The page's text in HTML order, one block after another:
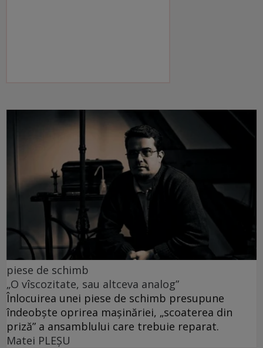
piese de schimb
„O vîscozitate, sau altceva analog”
Înlocuirea unei piese de schimb presupune
îndeobște oprirea mașinăriei, „scoaterea din
priză” a ansamblului care trebuie reparat.
Matei PLEŞU